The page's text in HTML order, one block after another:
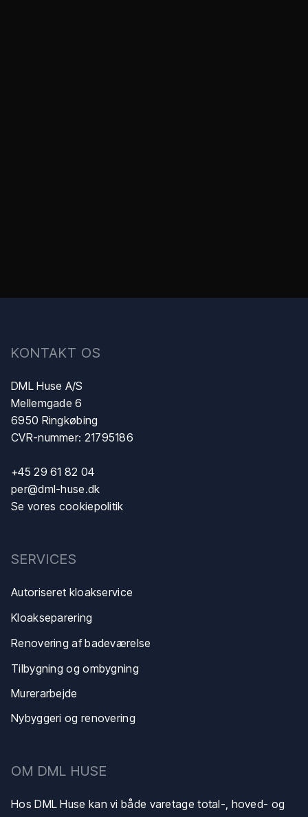
​KONTAKT OS
DML Huse A/S
Mellemgade 6
6950 Ringkøbing
CVR-nummer: 21795186
+45 29 61 82 04
per@dml-huse.dk
Se vores cookiepolitik
SERVICES
Autoriseret kloakservice
Kloakse​parering
Renovering af badeværelse
Tilbygning og ombygning
Murerarbejde
Nybyggeri og renovering
​OM DML HUSE
Hos DML Huse kan vi både varetage total-, hoved- og